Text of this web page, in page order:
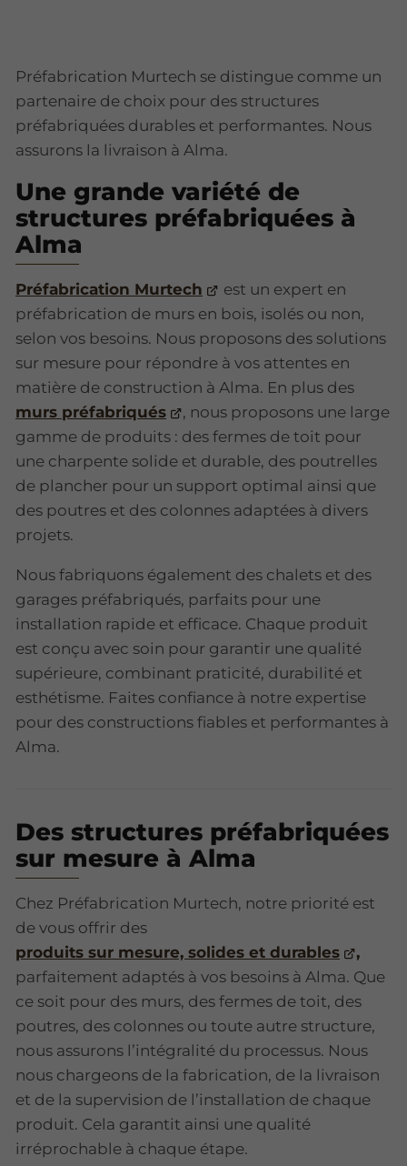
Préfabrication Murtech se distingue comme un
partenaire de choix pour des structures
préfabriquées durables et performantes. Nous
assurons la livraison à Alma.
Une grande variété de
structures préfabriquées à
Alma
Préfabrication Murtech
est un expert en
préfabrication de murs en bois, isolés ou non,
selon vos besoins. Nous proposons des solutions
sur mesure pour répondre à vos attentes en
matière de construction à Alma. En plus des
murs préfabriqués
, nous proposons une large
gamme de produits : des fermes de toit pour
une charpente solide et durable, des poutrelles
de plancher pour un support optimal ainsi que
des poutres et des colonnes adaptées à divers
projets.
Nous fabriquons également des chalets et des
garages préfabriqués, parfaits pour une
installation rapide et efficace. Chaque produit
est conçu avec soin pour garantir une qualité
supérieure, combinant praticité, durabilité et
esthétisme. Faites confiance à notre expertise
pour des constructions fiables et performantes à
Alma.
Des structures préfabriquées
sur mesure à Alma
Chez Préfabrication Murtech, notre priorité est
de vous offrir des
produits sur mesure, solides et durables
,
parfaitement adaptés à vos besoins à Alma. Que
ce soit pour des murs, des fermes de toit, des
poutres, des colonnes ou toute autre structure,
nous assurons l’intégralité du processus. Nous
nous chargeons de la fabrication, de la livraison
et de la supervision de l’installation de chaque
produit. Cela garantit ainsi une qualité
irréprochable à chaque étape.